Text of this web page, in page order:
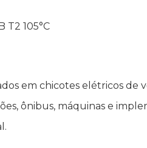
T2 105°C
em chicotes elétricos de
ônibus, máquinas e